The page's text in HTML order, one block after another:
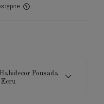
Pousada
Ecru